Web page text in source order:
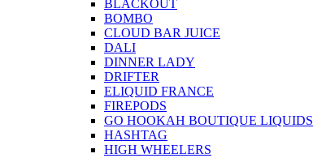
BLACKOUT
BOMBO
CLOUD BAR JUICE
DALI
DINNER LADY
DRIFTER
ELIQUID FRANCE
FIREPODS
GO HOOKAH BOUTIQUE LIQUIDS
HASHTAG
HIGH WHEELERS